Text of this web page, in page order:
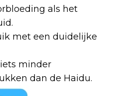
als het
met een duidelijke
minder
dan de Haidu.